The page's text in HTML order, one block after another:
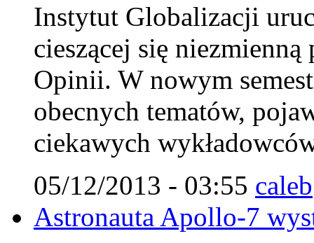
Instytut Globalizacji
cieszącej się
Opinii. W nowym
obecnych tematów,
ciekawych
05/12/2013 - 03:55 caleb
Astronauta Apollo-7